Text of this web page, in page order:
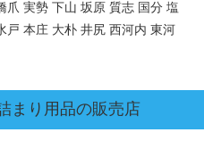
爪 実勢 下山 坂原 質志 国分 塩
戸 本庄 大朴 井尻 西河内 東河
まり用品の販売店